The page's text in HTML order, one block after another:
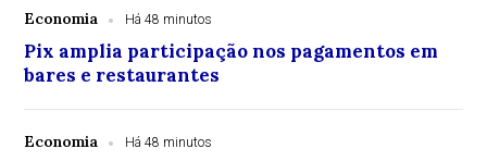
Economia Há 48 minutos
Pix amplia participação nos pagamentos em
bares e restaurantes
Economia Há 48 minutos